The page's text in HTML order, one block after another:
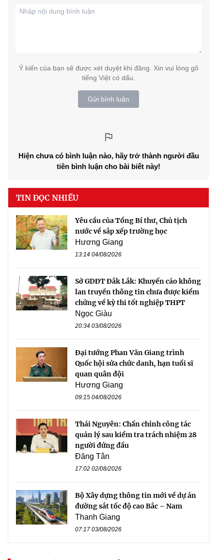
Ý kiến của bạn sẽ được xét duyệt khi đăng. Xin vui lòng gõ
tiếng Việt có dấu.
Gửi bình luận
Hiện chưa có bình luận nào, hãy trở thành người đầu
tiên bình luận cho bài biết này!
TIN ĐỌC NHIỀU
Yêu cầu của Tổng Bí thư, Chủ tịch
nước về sắp xếp trường học
Hương Giang
13:14 04/08/2026
Sở GDĐT Đắk Lắk: Khuyến cáo không
lan truyền thông tin chưa được kiểm
chứng về kỳ thi tốt nghiệp THPT
Ngọc Giàu
20:34 03/08/2026
Đại tướng Phan Văn Giang trình
Quốc hội sửa chức danh, hạn tuổi sĩ
quan quân đội
Hương Giang
09:15 04/08/2026
Thái Nguyên: Chấn chỉnh công tác
quản lý sau kiểm tra trách nhiệm 28
người đứng đầu
Đăng Tân
17:02 02/08/2026
Bộ Xây dựng thông tin mới về dự án
đường sắt tốc độ cao Bắc – Nam
Thanh Giang
07:17 03/08/2026